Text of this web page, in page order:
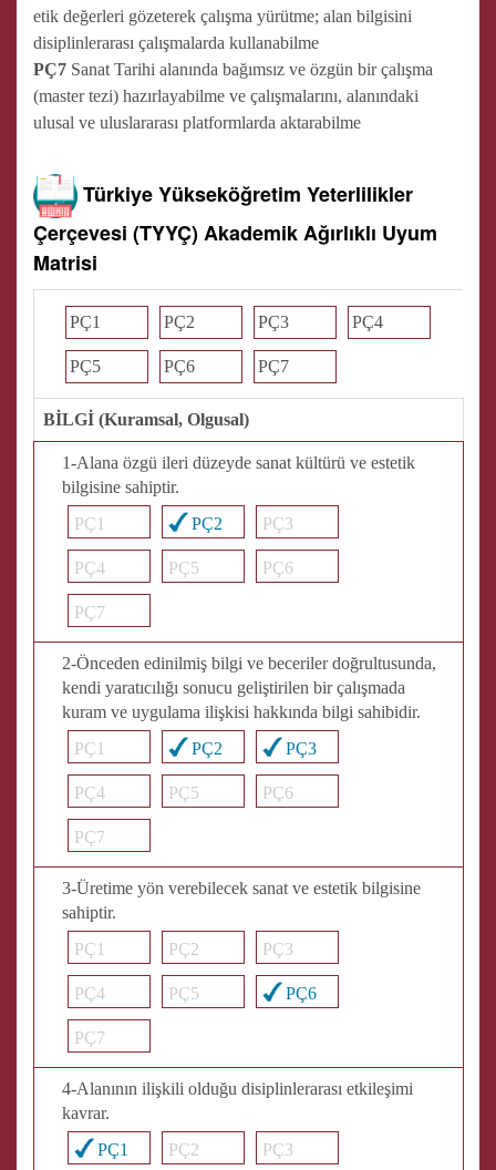
etik değerleri gözeterek çalışma yürütme; alan bilgisini
disiplinlerarası çalışmalarda kullanabilme
PÇ7 Sanat Tarihi alanında bağımsız ve özgün bir çalışma
(master tezi) hazırlayabilme ve çalışmalarını, alanındaki
ulusal ve uluslararası platformlarda aktarabilme
Türkiye Yükseköğretim Yeterlilikler
Çerçevesi (TYYÇ) Akademik Ağırlıklı Uyum
Matrisi
PÇ1 PÇ2 PÇ3 PÇ4
PÇ5 PÇ6 PÇ7
BİLGİ (Kuramsal, Olgusal)
1-Alana özgü ileri düzeyde sanat kültürü ve estetik
bilgisine sahiptir.
PÇ1
PÇ2 PÇ3
PÇ4 PÇ5 PÇ6
PÇ7
2-Önceden edinilmiş bilgi ve beceriler doğrultusunda,
kendi yaratıcılığı sonucu geliştirilen bir çalışmada
kuram ve uygulama ilişkisi hakkında bilgi sahibidir.
PÇ1
PÇ2 PÇ3
PÇ4 PÇ5 PÇ6
PÇ7
3-Üretime yön verebilecek sanat ve estetik bilgisine
sahiptir.
PÇ1
PÇ2 PÇ3
PÇ4 PÇ5 PÇ6
PÇ7
4-Alanının ilişkili olduğu disiplinlerarası etkileşimi
kavrar.
PÇ1
PÇ2 PÇ3